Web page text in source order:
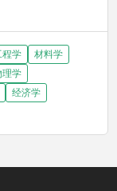
程学
材料学
理学
经济学